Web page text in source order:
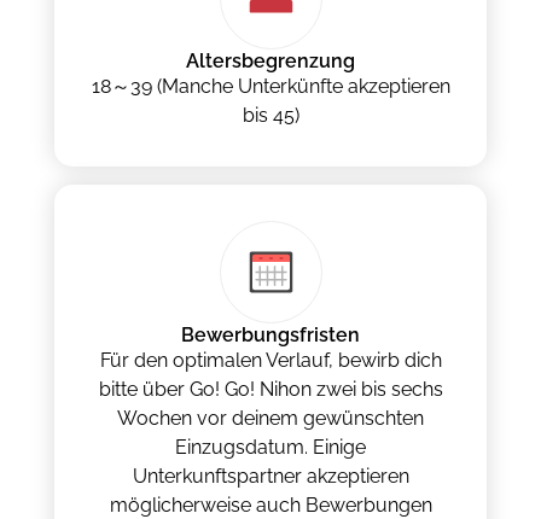
Altersbegrenzung
18～39 (Manche Unterkünfte akzeptieren
bis 45)
Bewerbungsfristen
Für den optimalen Verlauf, bewirb dich
bitte über Go! Go! Nihon zwei bis sechs
Wochen vor deinem gewünschten
Einzugsdatum. Einige
Unterkunftspartner akzeptieren
möglicherweise auch Bewerbungen